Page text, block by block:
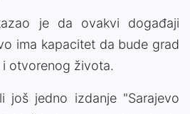
je da ovakvi događaji
ima kapacitet da bude grad
otvorenog života.
još jedno izdanje "Sarajevo